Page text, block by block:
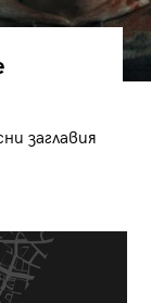
заглавия